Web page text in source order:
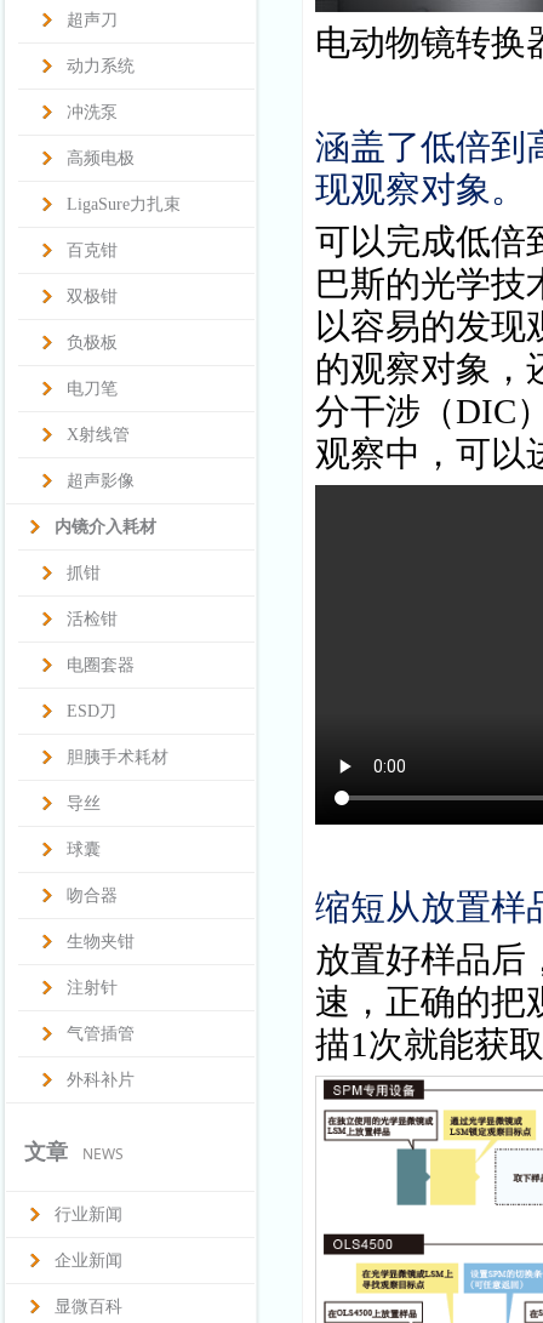
超声刀
动力系统
冲洗泵
高频电极
LigaSure力扎束
百克钳
双极钳
负极板
电刀笔
X射线管
超声影像
内镜介入耗材
抓钳
活检钳
电圈套器
ESD刀
胆胰手术耗材
导丝
球囊
吻合器
生物夹钳
注射针
气管插管
外科补片
文章 NEWS
行业新闻
企业新闻
显微百科
电动物镜转换
涵盖了低倍到
现观察对象。
可以完成低倍
巴斯的光学技
以容易的发现
的观察对象，
分干涉（DIC
观察中，可以
缩短从放置样
放置好样品后
速，正确的把
描1 次就能获